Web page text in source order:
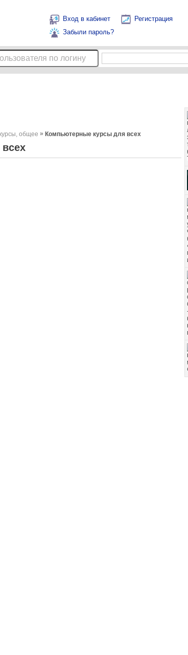
Вход в кабинет
Регистрация
Забыли пароль?
общее » Компьютерные курсы для всех